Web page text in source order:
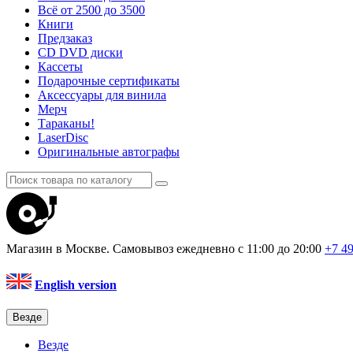
Всё от 2500 до 3500
Книги
Предзаказ
CD DVD диски
Кассеты
Подарочные сертификаты
Аксессуары для винила
Мерч
Тараканы!
LaserDisc
Оригинальные автографы
Магазин в Москве. Самовывоз ежедневно с 11:00 до 20:00 +7
English version
Везде
Везде